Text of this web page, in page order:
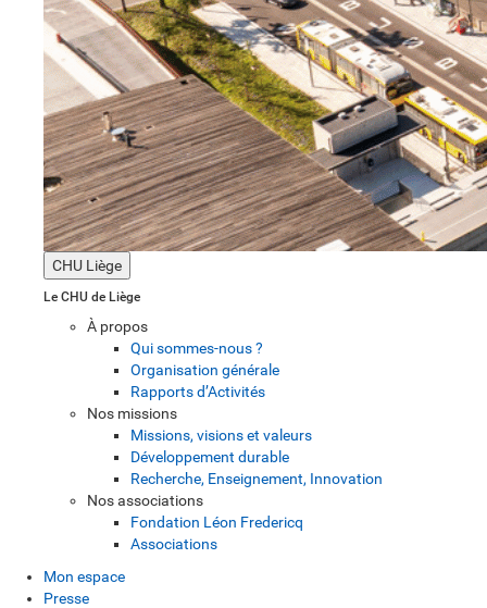
CHU Liège
Le CHU de Liège
À propos
Qui sommes-nous ?
Organisation générale
Rapports d’Activités
Nos missions
Missions, visions et valeurs
Développement durable
Recherche, Enseignement, Innovation
Nos associations
Fondation Léon Fredericq
Associations
Mon espace
Presse